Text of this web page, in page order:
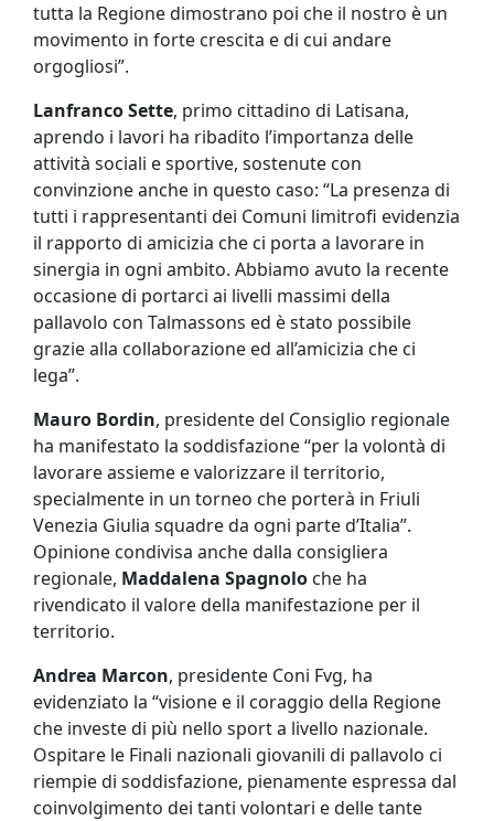
tutta la Regione dimostrano poi che il nostro è un
movimento in forte crescita e di cui andare
orgogliosi”.
Lanfranco Sette, primo cittadino di Latisana,
aprendo i lavori ha ribadito l’importanza delle
attività sociali e sportive, sostenute con
convinzione anche in questo caso: “La presenza di
tutti i rappresentanti dei Comuni limitrofi evidenzia
il rapporto di amicizia che ci porta a lavorare in
sinergia in ogni ambito. Abbiamo avuto la recente
occasione di portarci ai livelli massimi della
pallavolo con Talmassons ed è stato possibile
grazie alla collaborazione ed all’amicizia che ci
lega”.
Mauro Bordin, presidente del Consiglio regionale
ha manifestato la soddisfazione “per la volontà di
lavorare assieme e valorizzare il territorio,
specialmente in un torneo che porterà in Friuli
Venezia Giulia squadre da ogni parte d’Italia”.
Opinione condivisa anche dalla consigliera
regionale, Maddalena Spagnolo che ha
rivendicato il valore della manifestazione per il
territorio.
Andrea Marcon, presidente Coni Fvg, ha
evidenziato la “visione e il coraggio della Regione
che investe di più nello sport a livello nazionale.
Ospitare le Finali nazionali giovanili di pallavolo ci
riempie di soddisfazione, pienamente espressa dal
coinvolgimento dei tanti volontari e delle tante